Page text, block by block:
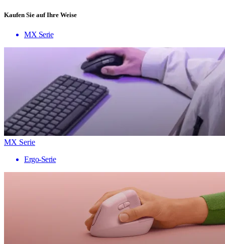
Kaufen Sie auf Ihre Weise
MX Serie
MX Serie
Ergo-Serie